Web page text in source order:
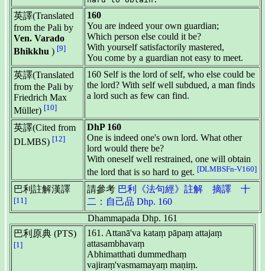
英譯(Translated
from the Pali by
Ven. Varado
Bhikkhu ) [9]
160
You are indeed your own guardian;
Which person else could it be?
With yourself satisfactorily mastered,
You come by a guardian not easy to meet.
英譯(Translated
from the Pali by
Friedrich Max
Müller) [10]
160 Self is the lord of self, who else could be
the lord? With self well subdued, a man finds
a lord such as few can find.
英譯(Cited from
DLMBS) [12]
DhP 160
One is indeed one's own lord. What other
lord would there be?
With oneself well restrained, one will obtain
the lord that is so hard to get. [DLMBSFn-V160]
巴利註解漢譯
[11]
請參考 巴利《法句經》註解 摘譯 十
二：自己品 Dhp. 160
Dhammapada Dhp. 161
巴利原典 (PTS)
[1]
161. Attanā'va kataṃ pāpaṃ attajaṃ
attasambhavaṃ
Abhimatthati dummedhaṃ
vajiraṃ'vasmamayaṃ maṇiṃ.